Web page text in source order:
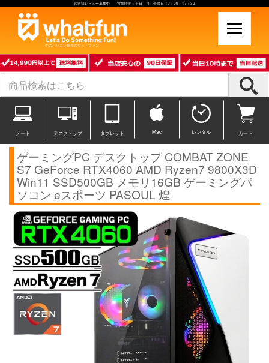
お客様レビュー募集中 営業時間：平日 月～金曜日 10：00～17：30
中古パソコン販売のワットファン
ノート デスクトップ タブレット Mac レンタル カート
ゲーミングPC デスクトップ COMBAT ZONE
S7 GeForce RTX4060 AMD Ryzen7 9800X3D
Win11 SSD500GB メモリ16GB ゲーミングパ
ソコン eスポーツ PASOUL 煌